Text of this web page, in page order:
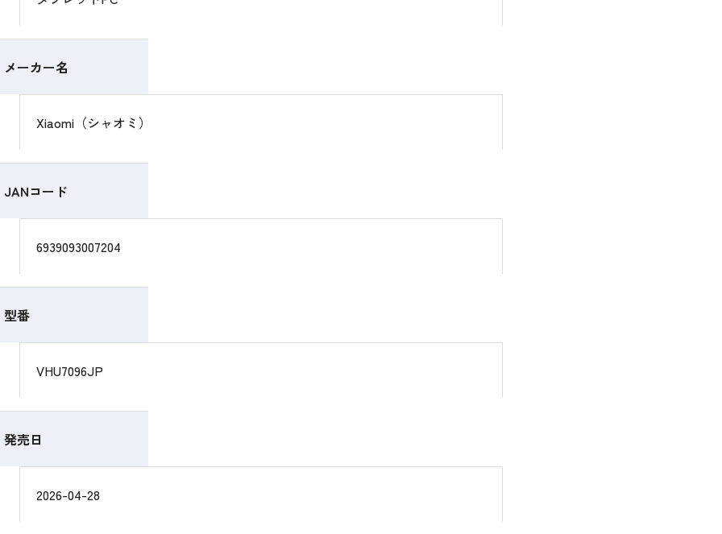
メーカー名
Xiaomi（シャオミ）
JANコード
6939093007204
型番
VHU7096JP
発売日
2026-04-28